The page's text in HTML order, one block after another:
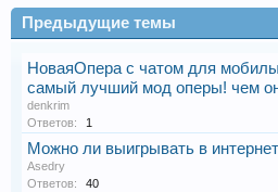
Предыдущие темы
НоваяОпера с чатом для
самый лучший мод оперы! чем
denkrim
Ответов:
1
Можно ли выигрывать в
Asedry
Ответов:
40